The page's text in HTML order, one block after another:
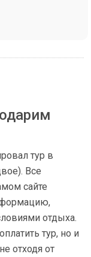
тур в
Все
сайте
отдыха.
тур, но и
отходя от